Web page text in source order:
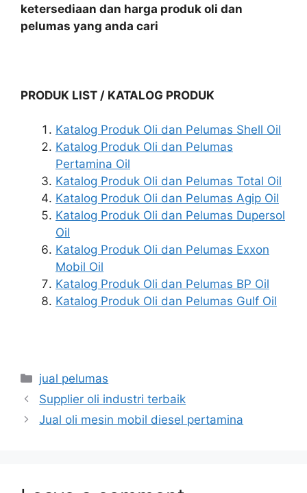
ketersediaan dan harga produk oli dan
pelumas yang anda cari
PRODUK LIST / KATALOG PRODUK
Katalog Produk Oli dan Pelumas Shell Oil
Katalog Produk Oli dan Pelumas
Pertamina Oil
Katalog Produk Oli dan Pelumas Total Oil
Katalog Produk Oli dan Pelumas Agip Oil
Katalog Produk Oli dan Pelumas Dupersol
Oil
Katalog Produk Oli dan Pelumas Exxon
Mobil Oil
Katalog Produk Oli dan Pelumas BP Oil
Katalog Produk Oli dan Pelumas Gulf Oil
jual pelumas
Supplier oli industri terbaik
Jual oli mesin mobil diesel pertamina